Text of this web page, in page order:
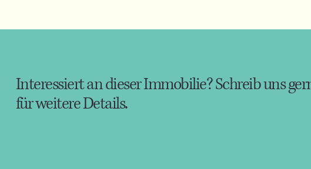
Interessiert an dieser Immobilie? Schreib uns
für weitere Details.